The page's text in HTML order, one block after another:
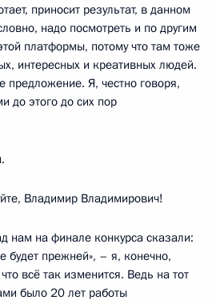
приносит результат, в данном
надо посмотреть и по другим
платформы, потому что там тоже
интересных и креативных людей.
предложение. Я, честно говоря,
до этого до сих пор
Владимир Владимирович!
нам на финале конкурса сказали:
будет прежней», – я, конечно,
всё так изменится. Ведь на тот
было 20 лет работы